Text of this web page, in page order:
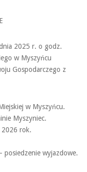
2025 r. o godz.
w Myszyńcu
Gospodarczego z
w Myszyńcu.
Myszyniec.
2026 rok.
posiedzenie wyjazdowe.